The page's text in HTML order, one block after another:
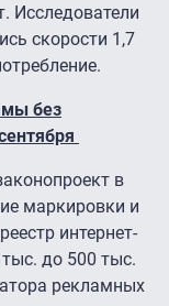
Исследователи
скорости 1,7
без
в
маркировки и
интернет-
до 500 тыс.
рекламных